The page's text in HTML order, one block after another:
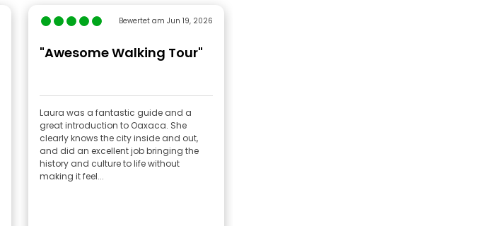
Bewertet am Jun 19, 2026
"Awesome Walking Tour"
Laura was a fantastic guide and a
great introduction to Oaxaca. She
clearly knows the city inside and out,
and did an excellent job bringing the
history and culture to life without
making it feel...